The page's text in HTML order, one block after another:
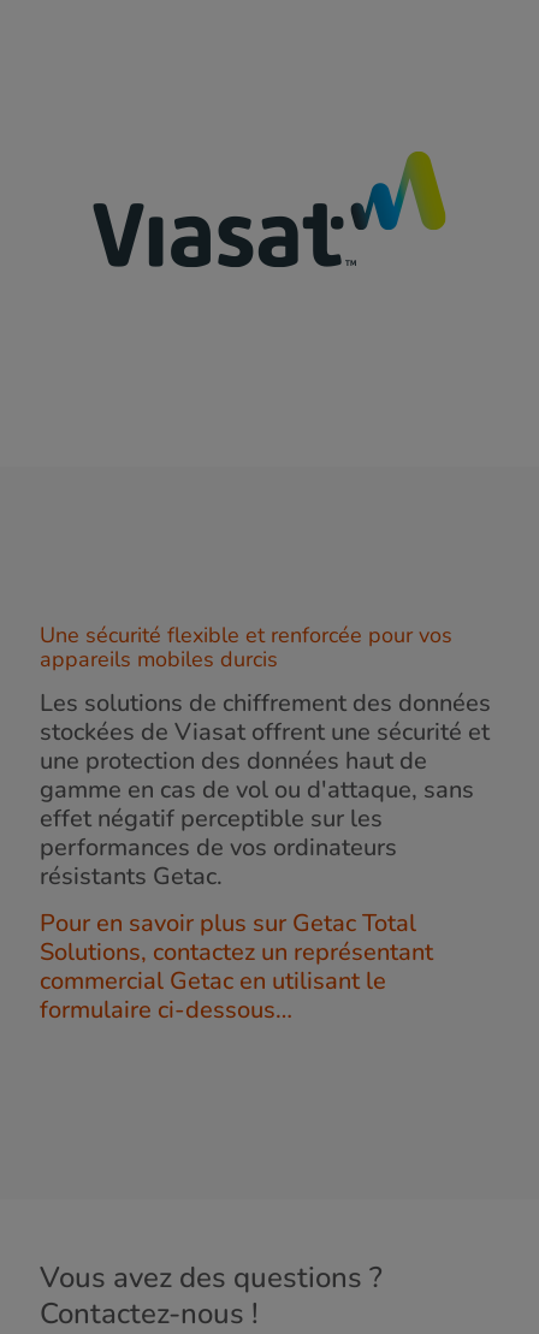
Une sécurité flexible et renforcée pour vos
appareils mobiles durcis
Les solutions de chiffrement des données
stockées de Viasat offrent une sécurité et
une protection des données haut de
gamme en cas de vol ou d'attaque, sans
effet négatif perceptible sur les
performances de vos ordinateurs
résistants Getac.
Pour en savoir plus sur Getac Total
Solutions, contactez un représentant
commercial Getac en utilisant le
formulaire ci-dessous…
Vous avez des questions ?
Contactez-nous !